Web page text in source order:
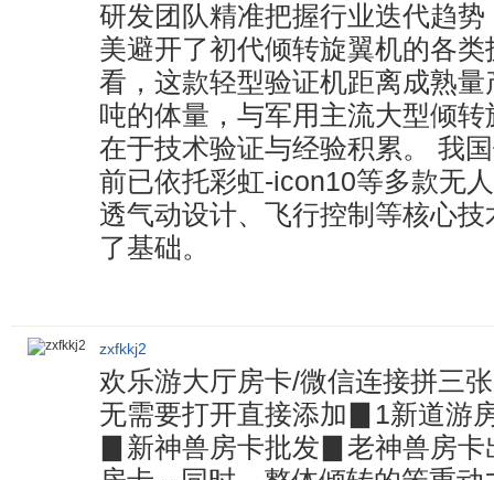
研发团队精准把握行业迭代趋
美避开了初代倾转旋翼机的各
看，这款轻型验证机距离成熟
吨的体量，与军用主流大型倾
在于技术验证与经验积累。 我
前已依托彩虹-icon10等多款无
透气动设计、飞行控制等核心
了基础。
zxfkkj2
欢乐游大厅房卡/微信连接拼三
无需要打开直接添加▊1新道游
▊新神兽房卡批发▊老神兽房